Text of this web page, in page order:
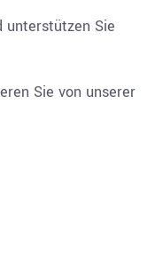
unterstützen Sie
Sie von unserer